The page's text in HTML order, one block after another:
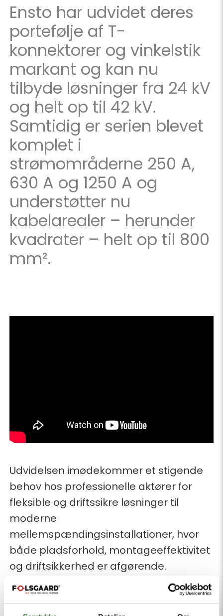
Ensto har udvidet deres
portefølje af T-
konnektorer og vinkelstik
markant og kan nu
tilbyde løsninger fra 24 kV
og helt op til 42 kV.
Samtidig er serien blevet
komplet i
strømområderne 250 A,
630 A og 1250 A og
understøtter nu
kabelarealer – herunder
kvadrater – helt op til 800
mm².
Udvidelsen imødekommer et stigende
behov hos professionelle aktører for
fleksible og driftssikre løsninger til
moderne
mellemspændingsinstallationer, hvor
både pladsforhold, montageeffektivitet
og driftsikkerhed er afgørende.
Bred anvendelse i praksis
Ensto T-konnektorer og vinkelstik er